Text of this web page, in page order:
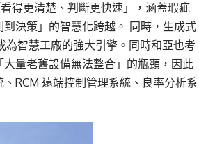
得更清楚、判斷更快速」，涵蓋瑕疵
決策」的智慧化跨越。 同時，生成式
智慧工廠的強大引擎。同時和亞也考
量老舊設備無法整合」的瓶頸，因此
RCM 遠端控制管理系統、良率分析系